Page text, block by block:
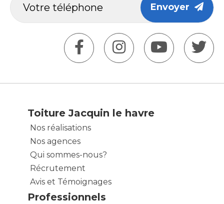
Envoyer
Toiture Jacquin le havre
Nos réalisations
Nos agences
Qui sommes-nous?
Récrutement
Avis et Témoignages
Professionnels